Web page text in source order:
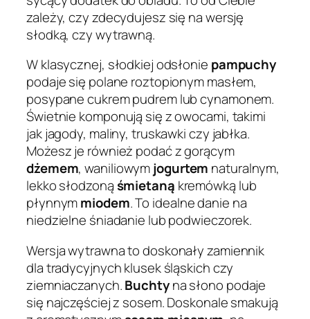
zależy, czy zdecydujesz się na wersję
słodką, czy wytrawną.
W klasycznej, słodkiej odsłonie pampuchy
podaje się polane roztopionym masłem,
posypane cukrem pudrem lub cynamonem.
Świetnie komponują się z owocami, takimi
jak jagody, maliny, truskawki czy jabłka.
Możesz je również podać z gorącym
dżemem, waniliowymjogurtem naturalnym,
lekko słodzonąśmietaną kremówką lub
płynnymmiodem. To idealne danie na
niedzielne śniadanie lub podwieczorek.
Wersja wytrawna to doskonały zamiennik
dla tradycyjnych klusek śląskich czy
ziemniaczanych.Buchtyna słono podaje
się najczęściej z sosem. Doskonale smakują